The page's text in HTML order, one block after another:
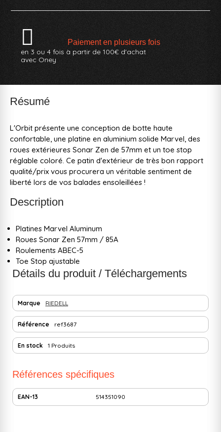
Paiement en plusieurs fois
en 3 ou 4 fois à partir de 100€ d'achat
avec Oney
Résumé
L'Orbit présente une conception de botte haute
confortable, une platine en aluminium solide Marvel, des
roues extérieures Sonar Zen de 57mm et un toe stop
réglable coloré. Ce patin d'extérieur de très bon rapport
qualité/prix vous procurera un véritable sentiment de
liberté lors de vos balades ensoleillées !
Description
Platines Marvel Aluminum
Roues Sonar Zen 57mm / 85A
Roulements ABEC-5
Toe Stop ajustable
Détails du produit / Téléchargements
Marque RIEDELL
Référence ref3687
En stock 1 Produits
Références spécifiques
EAN-13 514351090